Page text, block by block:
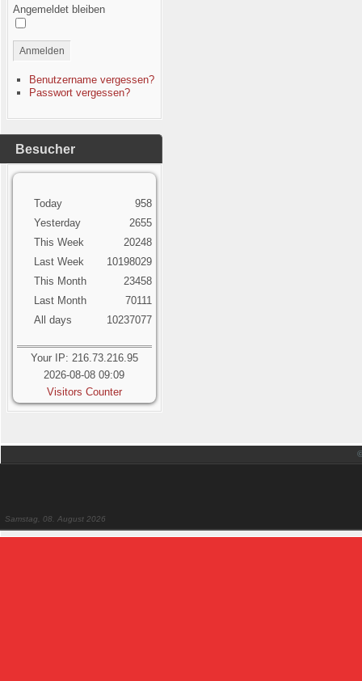
Angemeldet bleiben
Anmelden
Benutzername vergessen?
Passwort vergessen?
Besucher
Today
Yesterday
This Week
Last Week
This Month
Last Month
All days
958
2655
20248
10198029
23458
70111
10237077
Your IP: 216.73.216.95
2026-08-08 09:09
Visitors Counter
Samstag, 08. August 2026